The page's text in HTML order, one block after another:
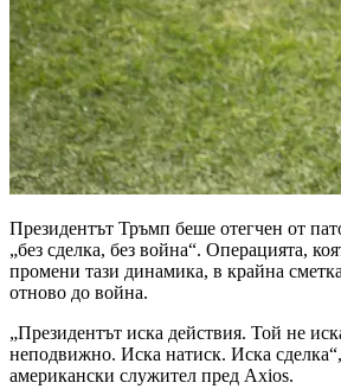
Президентът Тръмп беше отегчен от
„без сделка, без война“. Операцията,
промени тази динамика, в крайна
отново до война.
„Президентът иска действия. Той не
неподвижно. Иска натиск. Иска
американски служител пред Axios.